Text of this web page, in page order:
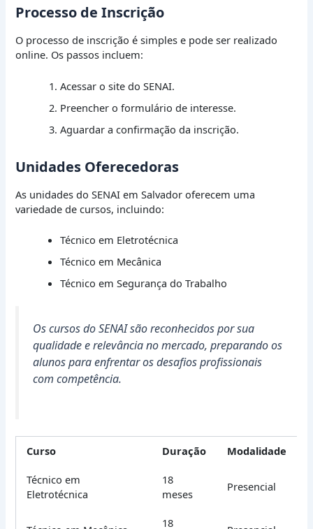
Processo de Inscrição
O processo de inscrição é simples e pode ser realizado
online. Os passos incluem:
Acessar o site do SENAI.
Preencher o formulário de interesse.
Aguardar a confirmação da inscrição.
Unidades Oferecedoras
As unidades do SENAI em Salvador oferecem uma
variedade de cursos, incluindo:
Técnico em Eletrotécnica
Técnico em Mecânica
Técnico em Segurança do Trabalho
Os cursos do SENAI são reconhecidos por sua
qualidade e relevância no mercado, preparando os
alunos para enfrentar os desafios profissionais
com competência.
Curso Duração Modalidade
Técnico em
Eletrotécnica
18
meses
Presencial
18